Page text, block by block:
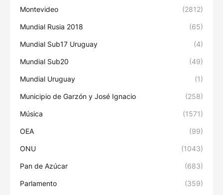
Montevideo (2812)
Mundial Rusia 2018 (65)
Mundial Sub17 Uruguay (4)
Mundial Sub20 (49)
Mundial Uruguay (1)
Municipio de Garzón y José Ignacio (258)
Música (1571)
OEA (99)
ONU (1043)
Pan de Azúcar (683)
Parlamento (359)